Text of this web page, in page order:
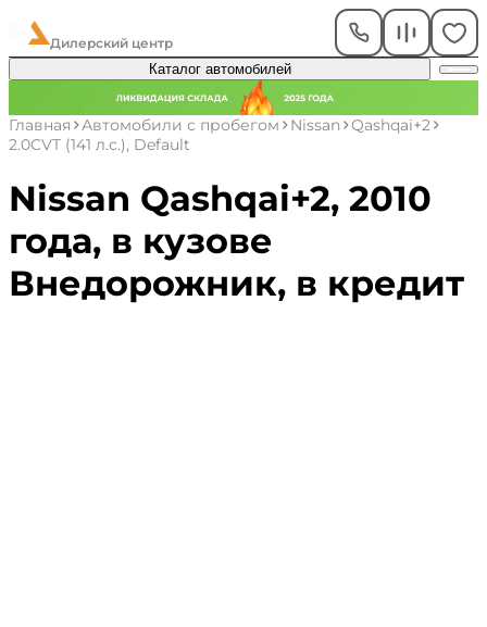
Дилерский центр
Каталог автомобилей
Главная Автомобили с пробегом Nissan
Qashqai+2
2.0CVT (141 л.с.), Default
Nissan Qashqai+2, 2010
года, в кузове
Внедорожник, в кредит